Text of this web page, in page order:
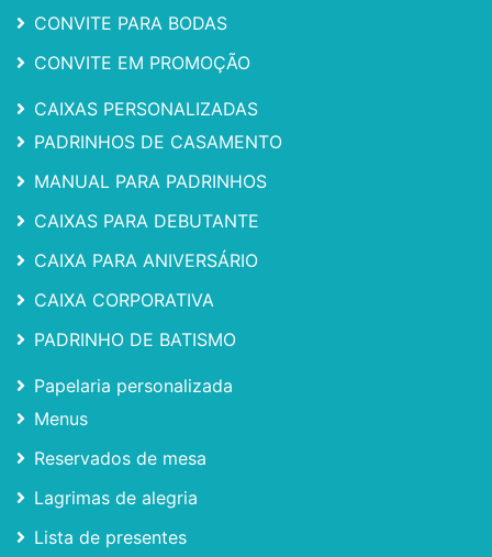
CONVITE PARA BODAS
CONVITE EM PROMOÇÃO
CAIXAS PERSONALIZADAS
PADRINHOS DE CASAMENTO
MANUAL PARA PADRINHOS
CAIXAS PARA DEBUTANTE
CAIXA PARA ANIVERSÁRIO
CAIXA CORPORATIVA
PADRINHO DE BATISMO
Papelaria personalizada
Menus
Reservados de mesa
Lagrimas de alegria
Lista de presentes